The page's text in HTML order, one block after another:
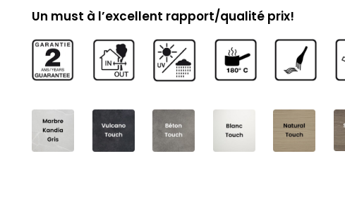
Un must à l’excellent rapport/qualité prix!